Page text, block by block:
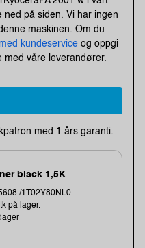
ned på siden. Vi har ingen
maskinen. Om du
kundeservice og oppgi
med våre leverandører.
med 1 års garanti.
black 1,5K
/1T02Y80NL0
på lager.